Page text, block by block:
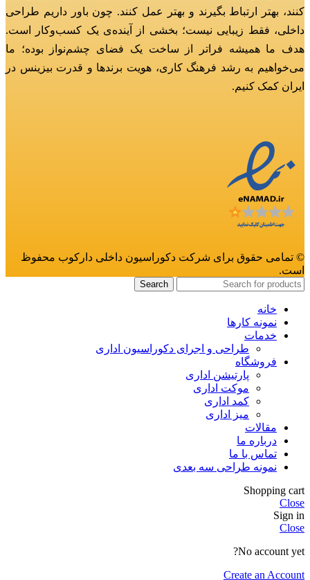
کنند، بهتر ارتباط بگیرند و بهتر عمل کنند. چون باور داریم طراحی
داخلی، فقط زیبایی نیست؛ بخشی از آینده‌ی یک کسب‌وکار است.
هدف ما همیشه فراتر از ساخت یک فضای چشم‌نواز بوده؛ ما
می‌خواهیم به رشد فرهنگ کاری، هویت برندها و قدرت بیزینس در
ایران کمک کنیم.
© تمامی حقوق برای شرکت دکوراسیون داخلی دارکوب محفوظ
است.
Search
خانه
نمونه کارها
خدمات
طراحی و اجرای دکوراسیون اداری
فروشگاه
پارتیشن اداری
موکت اداری
کمد اداری
میز اداری
مقالات
درباره ما
تماس با ما
نمونه طراحی سه بعدی
Shopping cart
Close
Sign in
Close
No account yet?
Create an Account